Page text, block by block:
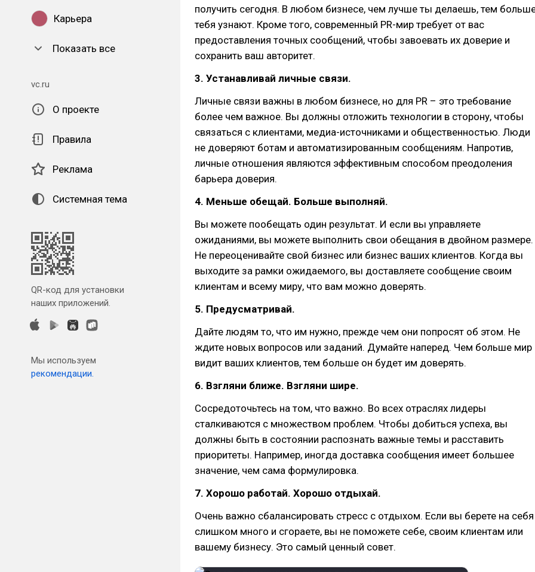
Карьера
Показать все
vc.ru
О проекте
Правила
Реклама
Системная тема
QR-код для установки
наших приложений.
Мы используем
рекомендации.
получить сегодня. В любом бизнесе, чем лучше ты делаешь, тем
тебя узнают. Кроме того, современный PR-мир требует от вас
предоставления точных сообщений, чтобы завоевать их доверие и
сохранить ваш авторитет.
3. Устанавливай личные связи.
Личные связи важны в любом бизнесе, но для PR – это требование
более чем важное. Вы должны отложить технологии в сторону, чтобы
связаться с клиентами, медиа-источниками и общественностью. Люди
не доверяют ботам и автоматизированным сообщениям. Напротив,
личные отношения являются эффективным способом преодоления
барьера доверия.
4. Меньше обещай. Больше выполняй.
Вы можете пообещать один результат. И если вы управляете
ожиданиями, вы можете выполнить свои обещания в двойном размере.
Не переоценивайте свой бизнес или бизнес ваших клиентов. Когда вы
выходите за рамки ожидаемого, вы доставляете сообщение своим
клиентам и всему миру, что вам можно доверять.
5. Предусматривай.
Дайте людям то, что им нужно, прежде чем они попросят об этом. Не
ждите новых вопросов или заданий. Думайте наперед. Чем больше мир
видит ваших клиентов, тем больше он будет им доверять.
6. Взгляни ближе. Взгляни шире.
Сосредоточьтесь на том, что важно. Во всех отраслях лидеры
сталкиваются с множеством проблем. Чтобы добиться успеха, вы
должны быть в состоянии распознать важные темы и расставить
приоритеты. Например, иногда доставка сообщения имеет большее
значение, чем сама формулировка.
7. Хорошо работай. Хорошо отдыхай.
Очень важно сбалансировать стресс с отдыхом. Если вы берете на себя
слишком много и сгораете, вы не поможете себе, своим клиентам или
вашему бизнесу. Это самый ценный совет.